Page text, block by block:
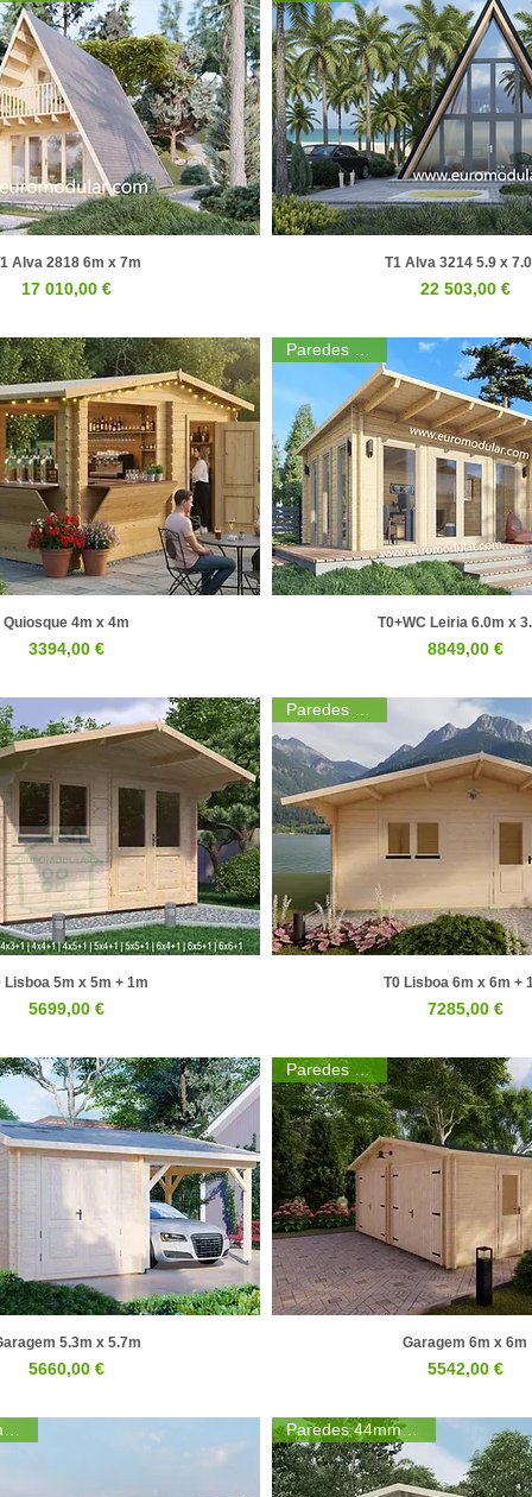
rápida
Alva 2818 6m x 7m
Preço
17 010,00 €
Visualização
T1 Alva 3214 5.9 x
Preço
22 503,00 €
Visualização rápida
Quiosque 4m x 4m
Preço
3394,00 €
Visualização
T0+WC Leiria 6.0m x
Preço
8849,00 €
rápida
Lisboa 5m x 5m + 1m
Preço
5699,00 €
Visualização
T0 Lisboa 6m x 6m +
Preço
7285,00 €
rápida
5.3m x 5.7m
Preço
5660,00 €
Visualização rápida
Paredes 44mm
Garagem 6m x 6m
Preço
5542,00 €
Paredes 44mm | 68mm